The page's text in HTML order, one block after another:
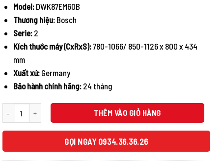
là:
19.990.000 ₫.
Model: DWK87EM60B
Thương hiệu: Bosch
Serie: 2
Kích thước máy (CxRxS):780-1066/ 850-1126 x 800 x 434
mm
Xuất xứ: Germany
Bảo hành chính hãng: 24 tháng
MÁY HÚT MÙI GẮN TƯỜNG BOSCH DWK87EM60B SERIE 2 NGANG 80CM số lượng
THÊM VÀO GIỎ HÀNG
GỌI NGAY 0934.36.36.26